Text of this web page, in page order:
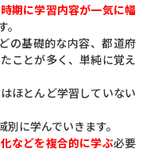
期に学習内容が一気に幅
の基礎的な内容、都道府
ことが多く、単純に覚え
ほとんど学習していない
に学んでいきます。
などを複合的に学ぶ必要